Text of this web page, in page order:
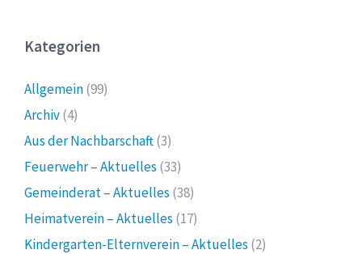
Kategorien
Allgemein(99)
Archiv(4)
Aus der Nachbarschaft(3)
Feuerwehr – Aktuelles (33)
Gemeinderat – Aktuelles (38)
Heimatverein – Aktuelles (17)
Kindergarten-Elternverein – Aktuelles (2)